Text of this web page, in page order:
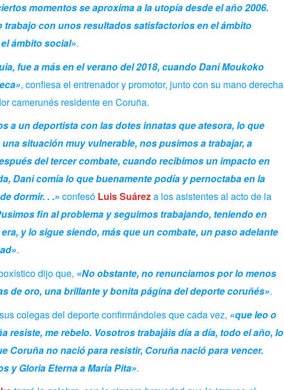
momentos se aproxima a la utopía desde el año 2006.
trabajo con unos resultados satisfactorios en el ámbito
ámbito social».
fue a más en el verano del 2018, cuando Dani Moukoko
, confiesa el entrenador y promotor, junto con su mano derecha
camerunés residente en Coruña.
a un deportista con las dotes innatas que atesora, lo que
situación muy vulnerable, nos pusimos a trabajar, a
del tercer combate, cuando recibimos un impacto en
Dani comía lo que buenamente podía y pernoctaba en la
dormir. . .» confesó Luis Suáreza los asistentes al acto de la
fin al problema y seguimos trabajando, teniendo en
y lo sigue siendo, más que un combate, un paso adelante
.
dijo que, «No obstante, no renunciamos por lo menos
de oro, una brillante y bonita página del deporte coruñés».
colegas del deporte confirmándoles que cada vez, «que leo o
resiste, me rebelo. Vosotros trabajáis día a día, todo el año, lo
Coruña no nació para resistir, Coruña nació para vencer.
y Gloria Eterna a María Pita».